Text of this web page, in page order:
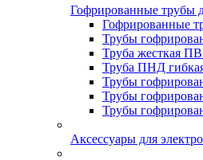
Гофрированные трубы
Гофрированные
Трубы
Труба жесткая
Труба ПНД
Трубы
Трубы
Трубы
Аксессуары для